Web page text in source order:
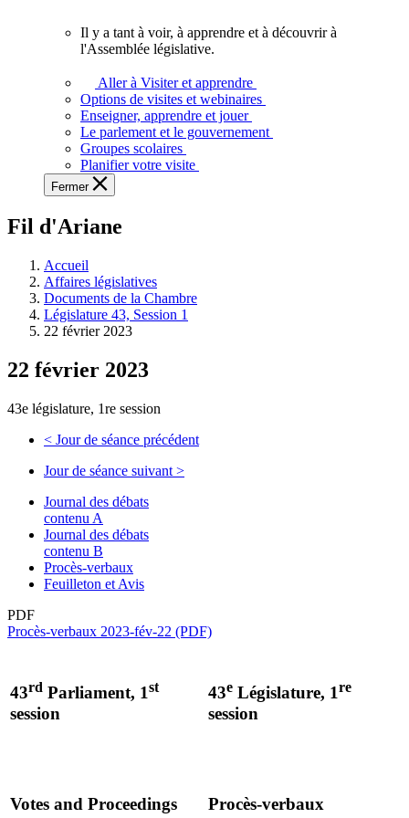
voir,
apprendre
et
à
à
législative.
Il y a tant à voir, à apprendre et à découvrir à
l'Assemblée législative.
Aller à Visiter et apprendre
Options de visites et webinaires
Enseigner, apprendre et jouer
Le parlement et le gouvernement
Groupes scolaires
Planifier votre visite
Fermer
Fil d'Ariane
Accueil
Affaires législatives
Documents de la Chambre
Législature 43, Session 1
22 février 2023
22 février 2023
43e législature, 1re session
< Jour de séance précédent
Jour de séance suivant >
Journal des débats
contenu A
Journal des débats
contenu B
Procès-verbaux
Feuilleton et Avis
PDF
Procès-verbaux 2023-fév-22 (PDF)
43rd Parliament, 1st
session
43e Législature, 1re
session
Votes and Proceedings Procès-verbaux